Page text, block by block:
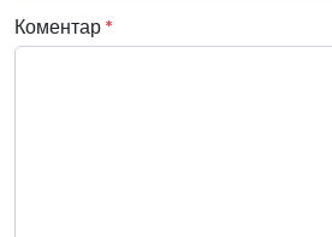
Коментар *